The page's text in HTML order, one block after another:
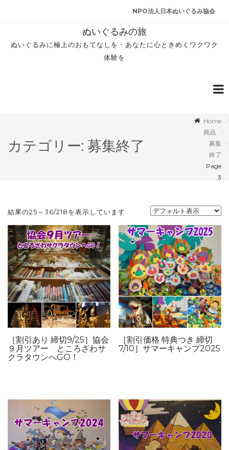
NPO法人日本ぬいぐるみ協会
ぬいぐるみの旅
ぬいぐるみに極上のおもてなしを・あなたに心ときめくワクワク
体験を
カテゴリー: 募集終了
Home
商品
募集
終了
Page
3
結果の25～36/218を表示しています
［割引あり 締切9/25］協会
９月ツアー ところざわサ
クラタウンへGO！
［割引価格 特典つき 締切
7/10］サマーキャンプ2025